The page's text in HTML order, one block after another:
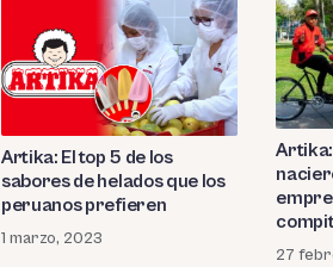
Artika: El top 5 de los
sabores de helados que los
peruanos prefieren
1 marzo, 2023
Artika:
27